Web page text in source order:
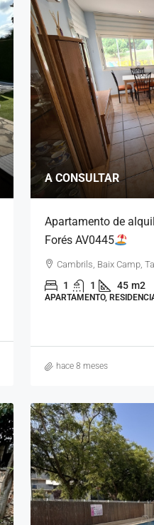
A CONSULTAR
Apartamento de
Forés AV0445
Cambrils, Baix Camp,
1 1 45 m2
APARTAMENTO,
hace 8 meses